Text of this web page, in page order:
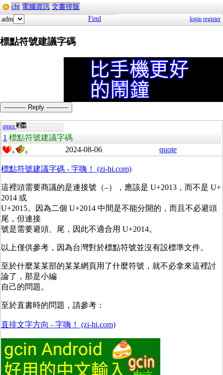
cht 電腦資訊 文書排版
adm
Find login register
標點符號建議字碼
----------- Reply -----------
qtnez
1 標點符號建議字碼
0 0 2024-08-06 quote
標點符號建議字碼 - 字嗨！ (zi-hi.com)
這裡頭需要商議的是連接號（–），應該是 U+2013，而不是 U+
2014 或
U+2015。因為二個 U+2014 中間是不能分開的，而且不必避頭
尾，但連接
號是需要避頭、尾，因此不適合用 U+2014。
以上僅供參考，因為台灣對於標點符號並沒有設標準文件。
至於什麼某某部的某某網頁用了什麼符號，就不必拿來這裡討
論了，那是小編
自己的問題。
至於直書時的問題，請參考：
直排文字方向 - 字嗨！ (zi-hi.com)